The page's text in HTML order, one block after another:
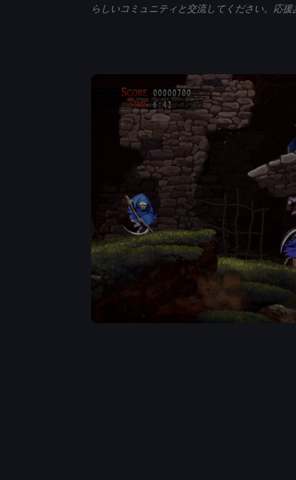
らしいコミュニティと交流してください。応